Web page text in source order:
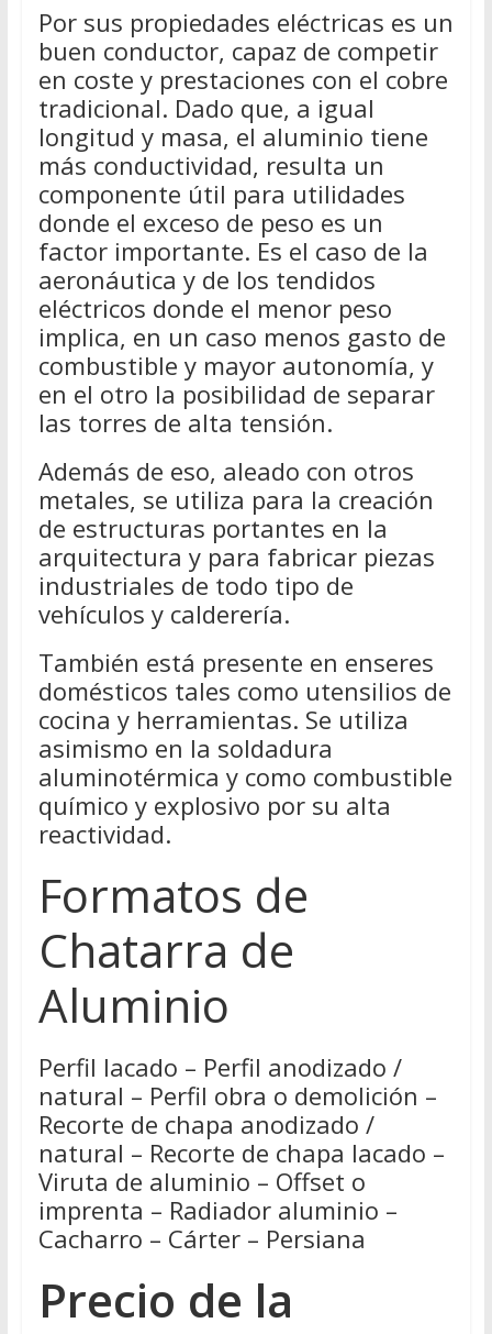
Por sus propiedades eléctricas es un
buen conductor, capaz de competir
en coste y prestaciones con el cobre
tradicional. Dado que, a igual
longitud y masa, el aluminio tiene
más conductividad, resulta un
componente útil para utilidades
donde el exceso de peso es un
factor importante. Es el caso de la
aeronáutica y de los tendidos
eléctricos donde el menor peso
implica, en un caso menos gasto de
combustible y mayor autonomía, y
en el otro la posibilidad de separar
las torres de alta tensión.
Además de eso, aleado con otros
metales, se utiliza para la creación
de estructuras portantes en la
arquitectura y para fabricar piezas
industriales de todo tipo de
vehículos y calderería.
También está presente en enseres
domésticos tales como utensilios de
cocina y herramientas. Se utiliza
asimismo en la soldadura
aluminotérmica y como combustible
químico y explosivo por su alta
reactividad.
Formatos de
Chatarra de
Aluminio
Perfil lacado – Perfil anodizado /
natural – Perfil obra o demolición –
Recorte de chapa anodizado /
natural – Recorte de chapa lacado –
Viruta de aluminio – Offset o
imprenta – Radiador aluminio –
Cacharro – Cárter – Persiana
Precio de la